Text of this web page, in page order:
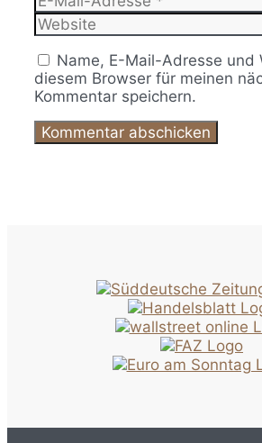
Mail-
Adresse
Website
Name, E-Mail-Adresse und
diesem Browser für meinen
Kommentar speichern.